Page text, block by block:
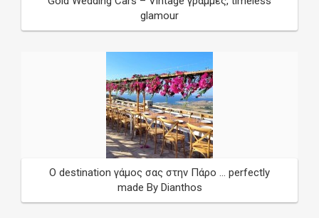
glamour
O destination γάμος σας στην Πάρο ... perfectly
made By Dianthos